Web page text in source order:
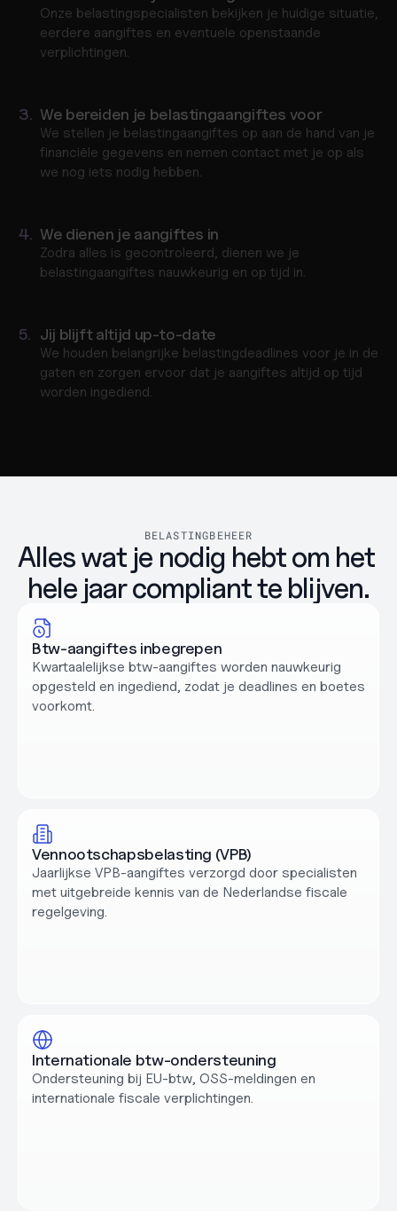
Onze belastingspecialisten bekijken je huidige situatie,
eerdere aangiftes en eventuele openstaande
verplichtingen.
3. We bereiden je belastingaangiftes voor
We stellen je belastingaangiftes op aan de hand van je
financiële gegevens en nemen contact met je op als
we nog iets nodig hebben.
4. We dienen je aangiftes in
Zodra alles is gecontroleerd, dienen we je
belastingaangiftes nauwkeurig en op tijd in.
5. Jij blijft altijd up-to-date
We houden belangrijke belastingdeadlines voor je in de
gaten en zorgen ervoor dat je aangiftes altijd op tijd
worden ingediend.
BELASTINGBEHEER
Alles wat je nodig hebt om het
hele jaar compliant te blijven.
Btw-aangiftes inbegrepen
Kwartaalelijkse btw-aangiftes worden nauwkeurig
opgesteld en ingediend, zodat je deadlines en boetes
voorkomt.
Vennootschapsbelasting (VPB)
Jaarlijkse VPB-aangiftes verzorgd door specialisten
met uitgebreide kennis van de Nederlandse fiscale
regelgeving.
Internationale btw-ondersteuning
Ondersteuning bij EU-btw, OSS-meldingen en
internationale fiscale verplichtingen.